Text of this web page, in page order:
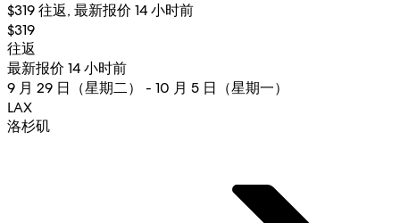
$319 往返, 最新报价 14 小时前
$319
往返
最新报价 14 小时前
9 月 29 日（星期二） - 10 月 5 日（星期一）
LAX
洛杉矶